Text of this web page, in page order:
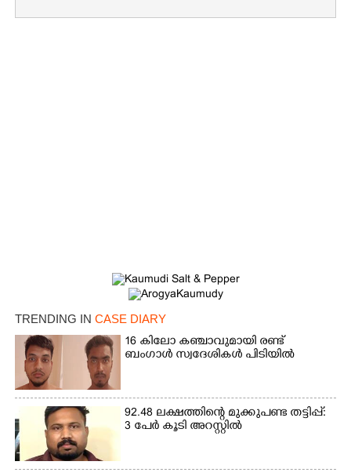
TRENDING IN CASE DIARY
16 കിലോ കഞ്ചാവുമായി രണ്ട്
ബംഗാൾ സ്വദേശികൾ പിടിയിൽ
92.48 ലക്ഷത്തിന്റെ മുക്കുപണ്ട തട്ടിപ്പ്:
3 പേർ കൂടി അറസ്റ്റിൽ